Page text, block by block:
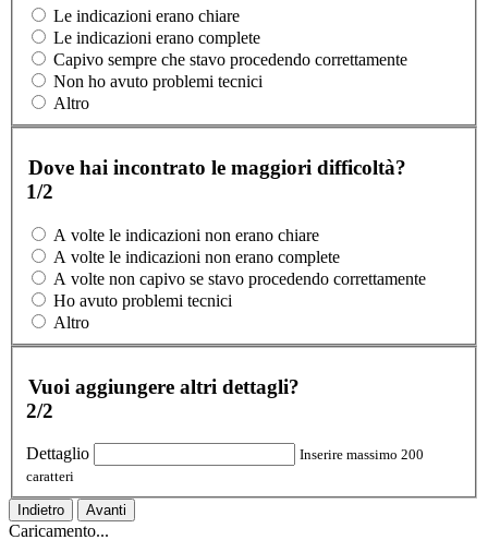
Le indicazioni erano chiare
Le indicazioni erano complete
Capivo sempre che stavo procedendo correttamente
Non ho avuto problemi tecnici
Altro
Dove hai incontrato le maggiori difficoltà?
1/2
A volte le indicazioni non erano chiare
A volte le indicazioni non erano complete
A volte non capivo se stavo procedendo correttamente
Ho avuto problemi tecnici
Altro
Vuoi aggiungere altri dettagli?
2/2
Dettaglio
Inserire massimo 200
caratteri
Indietro Avanti
Caricamento...